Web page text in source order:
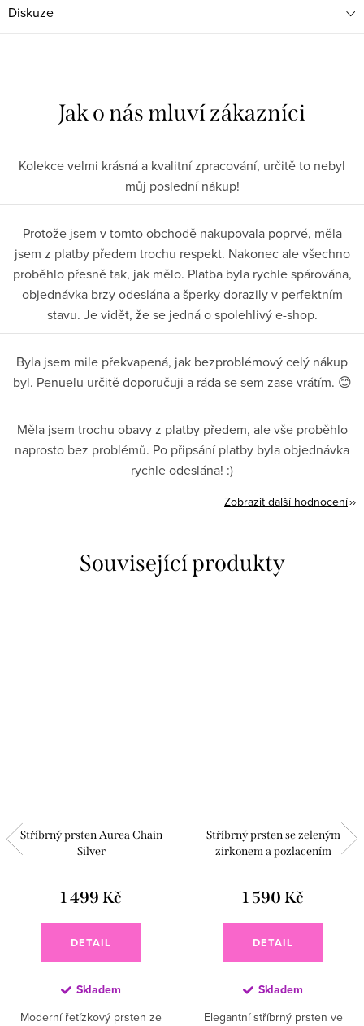
Diskuze
Kolekce velmi krásná a kvalitní zpracování, určitě to nebyl
můj poslední nákup!
Protože jsem v tomto obchodě nakupovala poprvé, měla
jsem z platby předem trochu respekt. Nakonec ale všechno
proběhlo přesně tak, jak mělo. Platba byla rychle spárována,
objednávka brzy odeslána a šperky dorazily v perfektním
stavu. Je vidět, že se jedná o spolehlivý e-shop.
Byla jsem mile překvapená, jak bezproblémový celý nákup
byl. Penuelu určitě doporučuji a ráda se sem zase vrátím. 😊
Měla jsem trochu obavy z platby předem, ale vše proběhlo
naprosto bez problémů. Po připsání platby byla objednávka
rychle odeslána! :)
Zobrazit další hodnocení
Související produkty
Stříbrný prsten Aurea Chain
Silver
1 499 Kč
DETAIL
Skladem
Moderní řetízkový prsten ze
Stříbrný prsten se zeleným
zirkonem a pozlacením
1 590 Kč
DETAIL
Skladem
Elegantní stříbrný prsten ve